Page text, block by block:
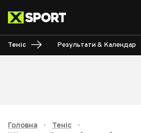
Теніс Результати & Календар
Головна • Теніс
•